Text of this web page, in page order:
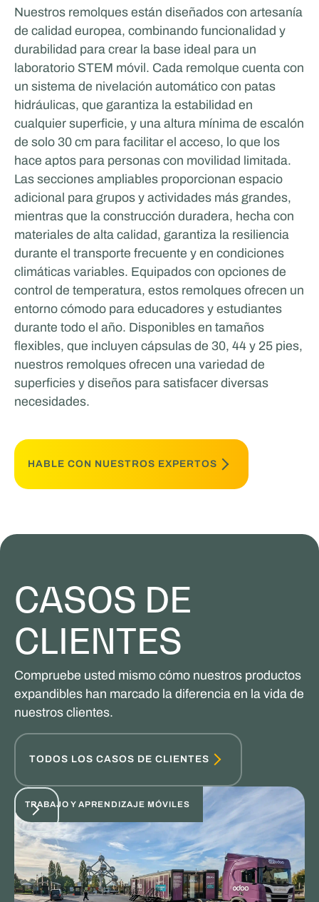
Nuestros remolques están diseñados con artesanía
de calidad europea, combinando funcionalidad y
durabilidad para crear la base ideal para un
laboratorio STEM móvil. Cada remolque cuenta con
un sistema de nivelación automático con patas
hidráulicas, que garantiza la estabilidad en
cualquier superficie, y una altura mínima de escalón
de solo 30 cm para facilitar el acceso, lo que los
hace aptos para personas con movilidad limitada.
Las secciones ampliables proporcionan espacio
adicional para grupos y actividades más grandes,
mientras que la construcción duradera, hecha con
materiales de alta calidad, garantiza la resiliencia
durante el transporte frecuente y en condiciones
climáticas variables. Equipados con opciones de
control de temperatura, estos remolques ofrecen un
entorno cómodo para educadores y estudiantes
durante todo el año. Disponibles en tamaños
flexibles, que incluyen cápsulas de 30, 44 y 25 pies,
nuestros remolques ofrecen una variedad de
superficies y diseños para satisfacer diversas
necesidades.
HABLE CON NUESTROS EXPERTOS
CASOS DE
CLIENTES
Compruebe usted mismo cómo nuestros productos
expandibles han marcado la diferencia en la vida de
nuestros clientes.
TODOS LOS CASOS DE CLIENTES
TRABAJO Y APRENDIZAJE MÓVILES